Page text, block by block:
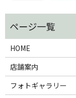
HOME
店舗案内
フォトギャラリー